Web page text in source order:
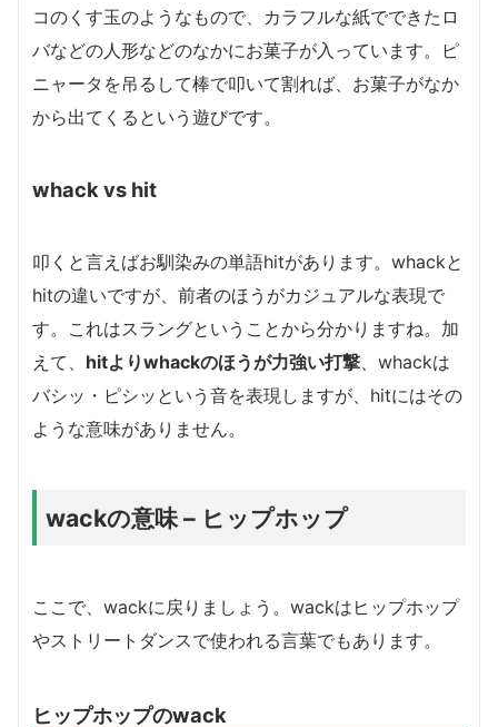
コのくす玉のようなもので、カラフルな紙でできたロ
バなどの人形などのなかにお菓子が入っています。ピ
ニャータを吊るして棒で叩いて割れば、お菓子がなか
から出てくるという遊びです。
whack vs hit
叩くと言えばお馴染みの単語hitがあります。whackと
hitの違いですが、前者のほうがカジュアルな表現で
す。これはスラングということから分かりますね。加
えて、 hitよりwhackのほうが力強い打撃 、whackは
バシッ・ピシッという音を表現しますが、hitにはその
ような意味がありません。
wackの意味 – ヒップホップ
ここで、wackに戻りましょう。wackはヒップホップ
やストリートダンスで使われる言葉でもあります。
ヒップホップのwack